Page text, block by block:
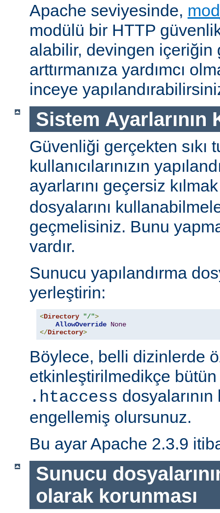
Apache seviyesinde,
modülü bir HTTP
alabilir, devingen içeriğin
arttırmanıza yardımcı
inceye
Sistem Ayarlarının
Güvenliği gerçekten sıkı
kullanıcılarınızın
ayarlarını geçersiz
dosyalarını
geçmelisiniz. Bunu
vardır.
Sunucu yapılandırma
yerleştirin:
<Directory "/">
AllowOverride None
</Directory>
Böylece, belli dizinlerde
etkinleştirilmedikçe
.htaccess dosyalarının
engellemiş olursunuz.
Bu ayar Apache 2.3.9
Sunucu
olarak korunması